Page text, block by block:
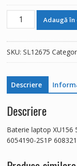
Cantitate
Baterie
5074116PV-
F152J-
WB-
6054190-
6083215P
5583210P
Adaugă în
SKU: SL12675
Descriere
Descriere
Baterie laptop XU156
6054190-2S1P